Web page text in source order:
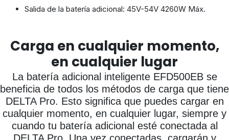
Salida de la batería adicional: 45V-54V 4260W Máx.
Carga en cualquier momento,
en cualquier lugar
La batería adicional inteligente EFD500EB se
beneficia de todos los métodos de carga que tiene
DELTA Pro. Esto significa que puedes cargar en
cualquier momento, en cualquier lugar, siempre y
cuando tu batería adicional esté conectada al